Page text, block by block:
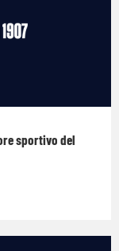
sportivo del